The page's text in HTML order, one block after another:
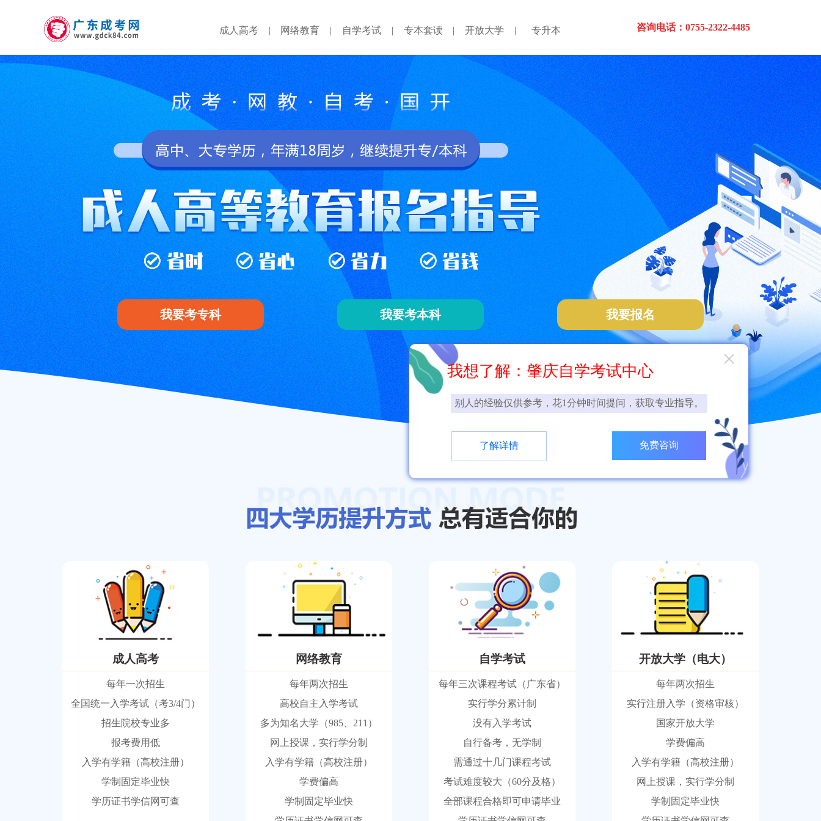
成人高考 | 网络教育 | 自学考试 | 专本套读 | 开放大学 | 专升本 咨询电话：0755-2322-4485
×
我想了解：肇庆自学考试中心
别人的经验仅供参考，花1分钟时间提问，获取专业指导。
了解详情 免费咨询
我要考专科 我要考本科 我要报名
成人高考
每年一次招生
全国统一入学考试（考3/4门）
招生院校专业多
报考费用低
入学有学籍（高校注册）
学制固定毕业快
学历证书学信网可查
网络教育
每年两次招生
高校自主入学考试
多为知名大学（985、211）
网上授课，实行学分制
入学有学籍（高校注册）
学费偏高
学制固定毕业快
自学考试
每年三次课程考试（广东省）
实行学分累计制
没有入学考试
自行备考，无学制
需通过十几门课程考试
考试难度较大（60分及格）
全部课程合格即可申请毕业
开放大学（电大）
每年两次招生
实行注册入学（资格审核）
国家开放大学
学费偏高
入学有学籍（高校注册）
网上授课，实行学分制
学制固定毕业快